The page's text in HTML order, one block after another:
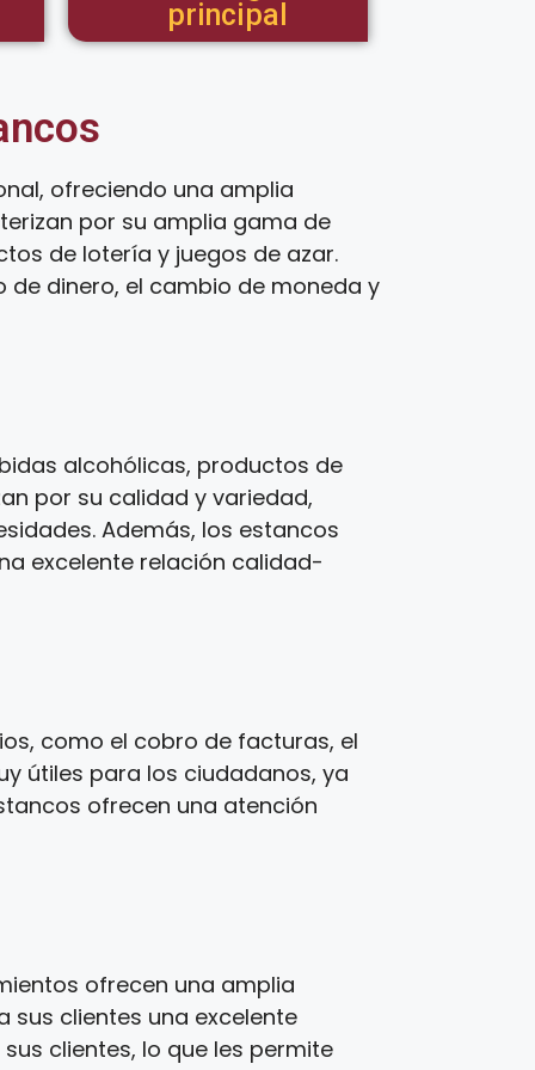
principal
ofreciendo una amplia
por su amplia gama de
de lotería y juegos de azar.
dinero, el cambio de moneda y
alcohólicas, productos de
por su calidad y variedad,
Además, los estancos
excelente relación calidad-
como el cobro de facturas, el
útiles para los ciudadanos, ya
ofrecen una atención
ofrecen una amplia
clientes una excelente
clientes, lo que les permite